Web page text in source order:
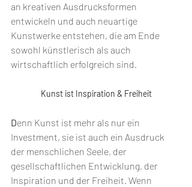
an kreativen Ausdrucksformen
entwickeln und auch neuartige
Kunstwerke entstehen, die am Ende
sowohl künstlerisch als auch
wirtschaftlich erfolgreich sind.
Kunst ist Inspiration & Freiheit
Denn Kunst ist mehr als nur ein
Investment, sie ist auch ein Ausdruck
der menschlichen Seele, der
gesellschaftlichen Entwicklung, der
Inspiration und der Freiheit. Wenn